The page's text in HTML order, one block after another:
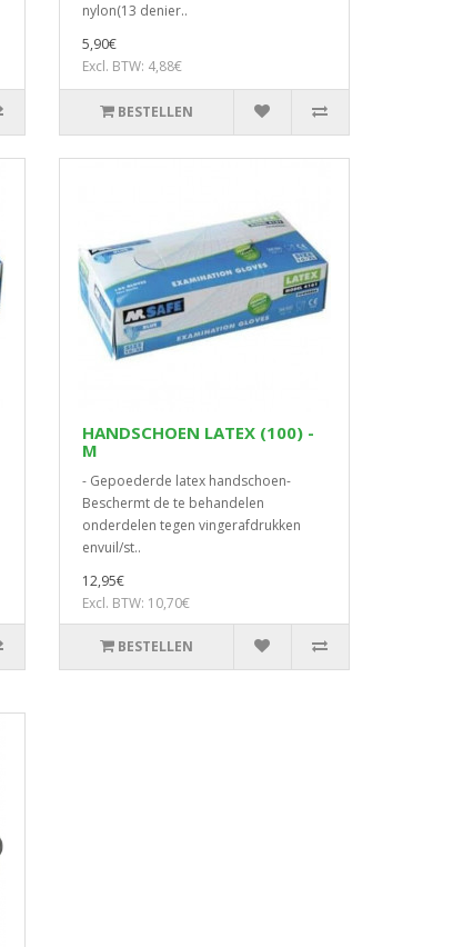
nylon(13 denier..
5,90€
Excl. BTW: 4,88€
BESTELLEN
HANDSCHOEN LATEX (100) -
M
- Gepoederde latex handschoen-
Beschermt de te behandelen
onderdelen tegen vingerafdrukken
envuil/st..
12,95€
Excl. BTW: 10,70€
BESTELLEN